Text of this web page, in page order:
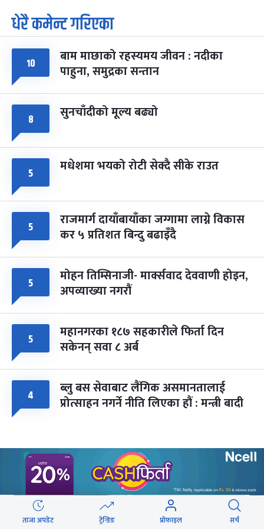
७
आइत
पूर्णिमा व्रत
चैत्र ७, २०८३-Mar 21, 2027
८
सोम
फागुपूर्णिमा
चैत्र ८, २०८३-Mar 22, 2027
७ महिना बाँकी
धेरै कमेन्ट गरिएका
१० बाम माछाको रहस्यमय जीवन : नदीका
पाहुना, समुद्रका सन्तान
८ सुनचाँदीको मूल्य बढ्यो
५ मधेशमा भयको रोटी सेक्दै सीके राउत
५ राजमार्ग दायाँबायाँका जग्गामा लाग्ने विकास
कर ५ प्रतिशत बिन्दु बढाइँदै
५ मोहन तिम्सिनाजी- मार्क्सवाद देववाणी होइन,
अपव्याख्या नगरौं
५ महानगरका १८७ सहकारीले फिर्ता दिन
सकेनन् सवा ८ अर्ब
४ ब्लु बस सेवाबाट लैंगिक असमानतालाई
प्रोत्साहन नगर्ने नीति लिएका हौं : मन्त्री बादी
वेबस्टोरिज
ताजा अपडेट ट्रेन्डिङ प्रोफाइल सर्च